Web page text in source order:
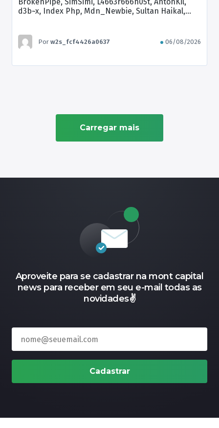
d3b~x, Index Php, Mdn_Newbie, Sultan Haikal,
Por w2s_fcf4426a0637 06/08/2026
Carregar mais
Aproveite para se cadastrar na mont capital
news para receber em seu e-mail todas as
novidades✌️
Cadastrar